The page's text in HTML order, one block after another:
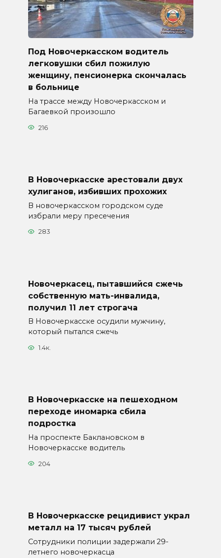
Под Новочеркасском водитель
легковушки сбил пожилую
женщину, пенсионерка скончалась
в больнице
На трассе между Новочеркасском и
Багаевкой произошло
216
В Новочеркасске арестовали двух
хулиганов, избивших прохожих
В новочеркасском городском суде
избрали меру пресечения
283
Новочеркасец, пытавшийся сжечь
собственную мать-инвалида,
получил 11 лет строгача
В Новочеркасске осудили мужчину,
который пытался сжечь
1.4к.
В Новочеркасске на пешеходном
переходе иномарка сбила
подростка
На проспекте Баклановском в
Новочеркасске водитель
204
В Новочеркасске рецидивист украл
металл на 17 тысяч рублей
Сотрудники полиции задержали 29-
летнего новочеркасца